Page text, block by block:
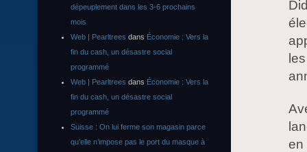
en
dépeuplement dans les 3-6 prochains
mois
Web | Pearltrees dans Économie : Vers la
fin du cash, un désastre social
programmé
Web | Pearltrees dans Économie : Vers la
fin du cash, un désastre social
programmé
Suisse : On lui ferme son magasin parce
qu’elle n’impose pas le port du masque à